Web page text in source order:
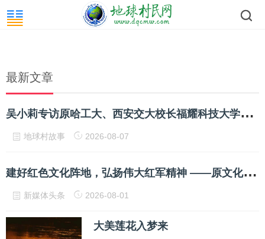
最新文章
吴
小莉专访原哈工大、西安交大校长福耀科技大学校长王树国
地球村故事 2026-08-07
建
好红色文化阵地，弘扬伟大红军精神 ——原文化部老领导周和平等深入书院调研并参加座谈会
新媒体头条 2026-08-01
大美莲花入梦来